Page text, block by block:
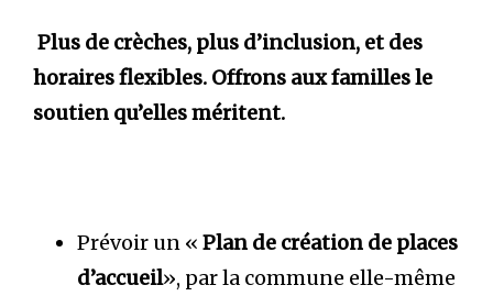
Plus de crèches, plus d’inclusion, et des
horaires flexibles. Offrons aux familles le
soutien qu’elles méritent.
Prévoir un « Plan de création de places
d’accueil», par la commune elle-même